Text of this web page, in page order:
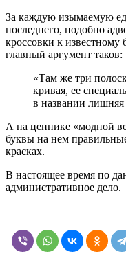
За каждую изымаемую
последнего, подобно
кроссовки к
главный аргумент таков:
«Там же три
кривая, ее
в названии лишняя
А на ценнике «модной
буквы на нем
красках.
В настоящее время по
административное дело.